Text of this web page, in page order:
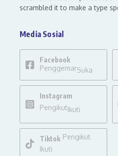
scrambled it to make a type
Media Sosial
Facebook
PenggemarSuka
Instagram
PengikutIkuti
Tiktok Pengikut
Ikuti